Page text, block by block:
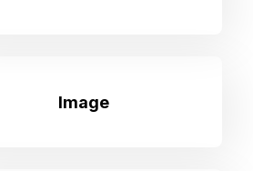
Image